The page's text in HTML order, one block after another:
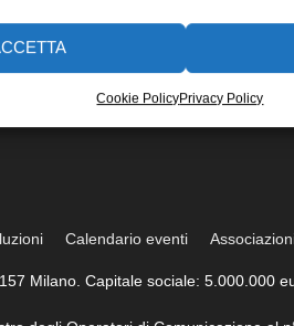
Cookie PolicyPrivacy Policy
Calendario eventi
Milano. Capitale sociale: